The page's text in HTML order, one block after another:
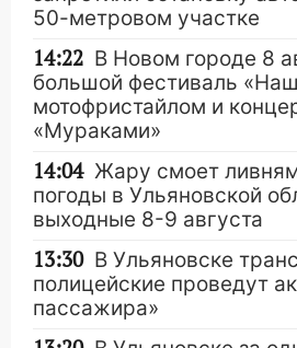
50-метровом участке
14:22 В Новом городе 8
большой фестиваль
мотофристайлом и
«Мураками»
14:04 Жару смоет
погоды в Ульяновской
выходные 8-9 августа
13:30 В Ульяновске
полицейские проведут
пассажира»